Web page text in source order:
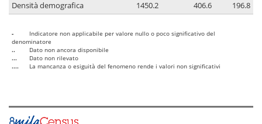
Densità demografica 1450.2 406.6 196.8
-
Indicatore non applicabile per valore nullo o poco significativo del
denominatore
..
Dato non ancora disponibile
...
Dato non rilevato
....
La mancanza o esiguità del fenomeno rende i valori non significativi